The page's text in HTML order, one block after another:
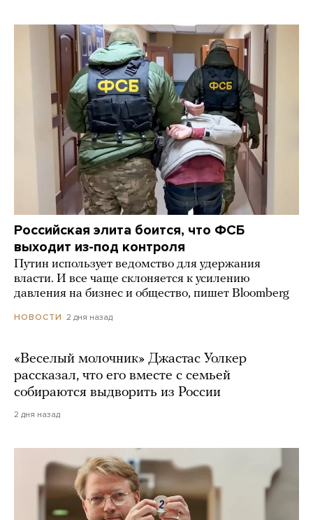
Российская элита боится, что ФСБ
выходит из-под контроля
Путин использует ведомство для удержания
власти. И все чаще склоняется к усилению
давления на бизнес и общество, пишет Bloomberg
НОВОСТИ 2 дня назад
«Веселый молочник» Джастас Уолкер
рассказал, что его вместе с семьей
собираются выдворить из России
2 дня назад